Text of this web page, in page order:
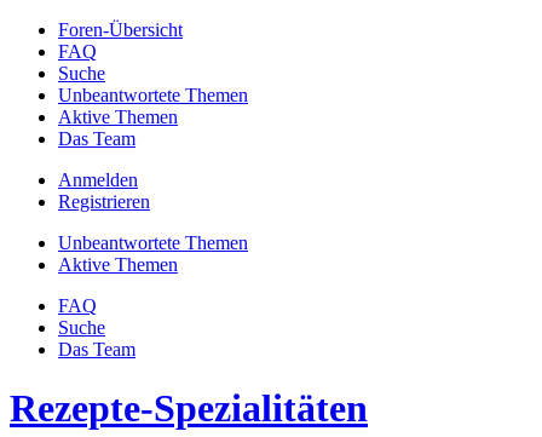
Foren-Übersicht
FAQ
Suche
Unbeantwortete Themen
Aktive Themen
Das Team
Anmelden
Registrieren
Unbeantwortete Themen
Aktive Themen
FAQ
Suche
Das Team
Rezepte-Spezialitäten